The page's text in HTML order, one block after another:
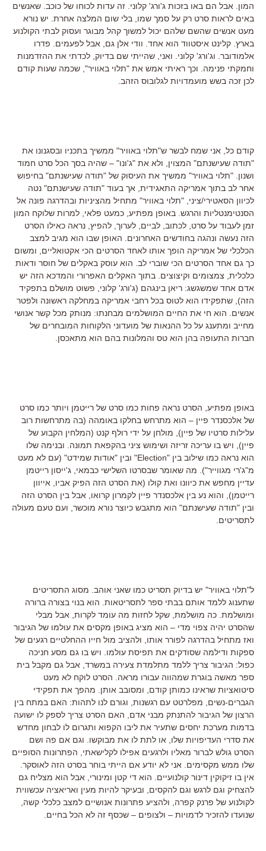
המון. אבל הם באו בזכות ג'ורג' קלוני. זה עדות לכוחו של כוכב. שאנשים
באים לראות סרט רק על סמך שמו, בלי שום המלצה אחרת. יש נורא
מעט אנשים שהשם שלהם יכול למשוך קהל מבוגר ועסוק לבתי הקולנוע
בארץ. קלינט איסטווד הוא אחד. וודי אלן גם, אבל לפעמים. פדרו
אלמודובר. וג'ורג' קלוני. ואני, שהייתי שם בדיוק, לכדתי את ההזדמנות
וחמקתי פנימה. וכך ראיתי אמש את "תלוי באוויר", שכמה שעות קודם
לכן זכה בשש מועמדויות לגלובוס הזהב.
קודם כל, אני שמח לבשר ש"תלוי באוויר" ממשיך בתכניו ובסגנונו את
"תודה שעישנתם" המצוין, ולא את "ג'ונו" – שהיה בסך הכל סרט חמוד
ושנון. "תלוי באוויר" ממשיך את העיסוק של "תודה שעישנתם" בחיפוש
אחר לב בתוך אמריקה התאגידית, אך בעוד "תודה שעישנתם" נטה
לכיוון הסאטירי/ציני, "תלוי באוויר" מתחיל מהציניות ובהדרגה פונה אל
הסנטימנטליות והרגש. באופן מפתיע, כמעט פלאי, למרות שלוקח המון
זמן לעבוד על סרט, לכתוב, לביים, לערוך, להפיץ, נראה כאילו הסרט
הזה נעשה ונהגה בחודשים האחרונים. האופן שבו הוא מגיב למצב
הכלכלי של אמריקה הופך אותו לאחד הסרטים הכי אקטואליים, ומשום
כך גם אחד הסרטים הכי שוברי לב. הוא עוסק באקלים של חוסר ודאות
כלכלית, צמצומים וקיצוצים. בתוך האקלים האפרורי והמדכא הזה יש
אדם אחד שמשגשג: ריאן בינגהם (ג'ורג' קלוני, פשוט מושלם בתפקיד
הזה), שתפקידו הוא לטוס בכל רחבי אמריקה במחלקה ראשונה ולפטר
אנשים. הוא חי את החיים המושלמים מבחנתו: מנותק מכל קשר אנושי
מחייב ומתענג על כל ההנאות של מועדוני הלקוחות המובחרים של
חברות התעופה בהן הוא טס והמלונות בהם הוא מתאכסן.
באופן מפתיע, הסרט נראה פחות כמו סרט של רייטמן ויותר כמו סרט
של אלכסנדר פיין – הוא מתרחש בחלקו באומהה (בה מתרחשות רוב
עלילות סרטיו של פיין), מולחן על ידי רולף קנט (המלחין הקבוע של
פיין), ויש בו עריכה זריזה ושימוש ציני בהקפאת תמונה. ובנימה שלו
הוא נראה כמו שילוב בין "Election" ובין "אודות שמידט" (עם לא מעט
מ"ג'רי מגווייר"). מה שאומר שבסרטו השלישי כבמאי, ג'ייסון רייטמן
עדיין מחפש את כיוונו ואת קולו (את הסרט הזה הפיק אביו, אייוון
רייטמן), והוא נע בין אלכסנדר פיין לקמרון קרואו, אבל בין הסרט הזה
ובין "תודה שעישנתם" הוא מתגבש כיוצר נורא מוכשר, ועם טעם מעולה
לתסריטים.
ל"תלוי באוויר" יש בדיוק תסריט כמו שאני אוהב. מסוג התסריטים
שתענוג ללמד אותם בבתי ספר לתסריטאות. הוא בנוי בצורה ברורה
ומושלמת. כה מושלמת, שקל לחזות מה עומד לקרות, אבל מבלי
שהסרט יהיה צפוי מדי – הוא מציג באופן מקסים את עולמו של הגיבור
ואז מתחיל בהדרגה לפורר אותו, ולהציב מול חייו ההחלטיים רגעים של
ספקות ודילמה שסודקים את תפיסת עולמו. ויש בו גם מסע חניכה
כפול: הגיבור צריך ללמד מתלמדת צעירה במשרד, אבל גם מקבל בית
ספר מאשה בוגרת שמהווה עבורו מראה. הסרט לוקח לא מעט
סיטואציות שראינו כמותן קודם, ומסובב אותן. מהפך את תפקידי
הגברים-נשים, מפלרטט עם רגשנות, וגורם לנו לתהות: האם במתח בין
הרצון של הגיבור להתנתק מבני אדם, האם הסרט צריך לספק לו ישועה
בדמות מערכת יחסים שתעיר את ליבו הקפוא ותגרום לו לבחון מחדש
את סדרי העדיפויות שלו, או לתת לו את מבוקשו. וגם אם פה ושם
הסרט גולש לברור מאליו ולרגעים אפילו לקלישאתי, הפתרונות הסופיים
שלו ממש מקסימים. אני לא יודע אם הייתי בוחר בסרט הזה לאוסקר.
אין בו זיקוקין דינור קולנועיים. הוא די קטן ומינורי, אבל הוא מצליח גם
להצחיק וגם לרגש וגם להקסים, ובעיקר להיות מעין ואריאציה עכשווית
לקולנוע של פרנק קפרה, ולהציע פתרונות אנושיים למצב כלכלי קשה,
שנועדו להזכיר לדמויות – ולצופים – שכסף זה לא הכל בחיים.